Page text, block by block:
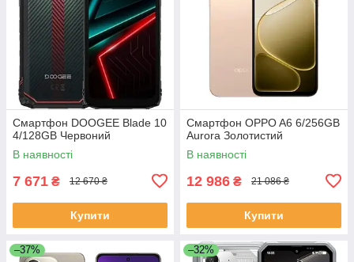
Смартфон DOOGEE Blade 10
4/128GB Червоний
В наявності
7 671 ₴ 12 670 ₴
Купити
Смартфон OPPO A6 6/256GB
Aurora Золотистий
В наявності
12 986 ₴ 21 086 ₴
Купити
–37% –32%